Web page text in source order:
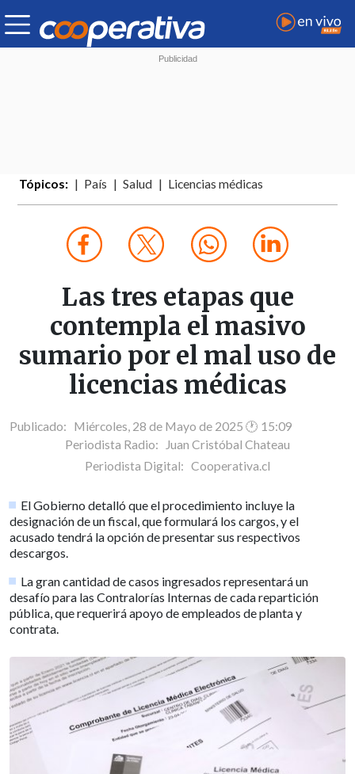
Tópicos: País Salud Licencias médicas
Las tres etapas que
contempla el masivo
sumario por el mal uso de
licencias médicas
Publicado: Miércoles, 28 de Mayo de 2025 🕐 15:09
Periodista Radio:
Juan Cristóbal Chateau
Periodista Digital: Cooperativa.cl
El Gobierno detalló que el procedimiento incluye la
designación de un fiscal, que formulará los cargos, y el
acusado tendrá la opción de presentar sus respectivos
descargos.
La gran cantidad de casos ingresados representará un
desafío para las Contralorías Internas de cada repartición
pública, que requerirá apoyo de empleados de planta y
contrata.